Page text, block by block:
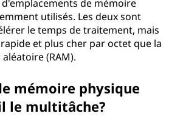
de mémoire
utilisés. Les deux sont
le temps de traitement, mais
et plus cher par octet que la
(RAM).
mémoire physique
le multitâche?